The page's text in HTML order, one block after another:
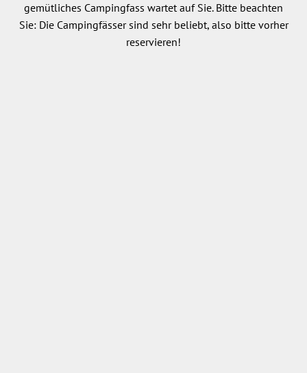
gemütliches Campingfass wartet auf Sie. Bitte beachten
Sie: Die Campingfässer sind sehr beliebt, also bitte vorher
reservieren!